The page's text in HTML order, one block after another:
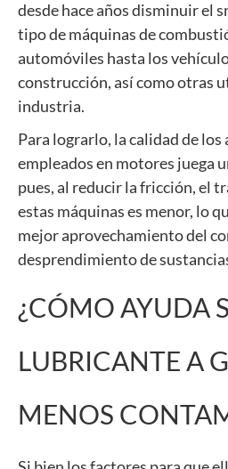
desde hace años disminuir el
tipo de máquinas de
automóviles hasta los
construcción, así como otras
industria.
Para lograrlo, la calidad de
empleados en motores juega
pues, al reducir la fricción, el
estas máquinas es menor, lo
mejor aprovechamiento del
desprendimiento de
¿CÓMO AYUDA
LUBRICANTE A
MENOS